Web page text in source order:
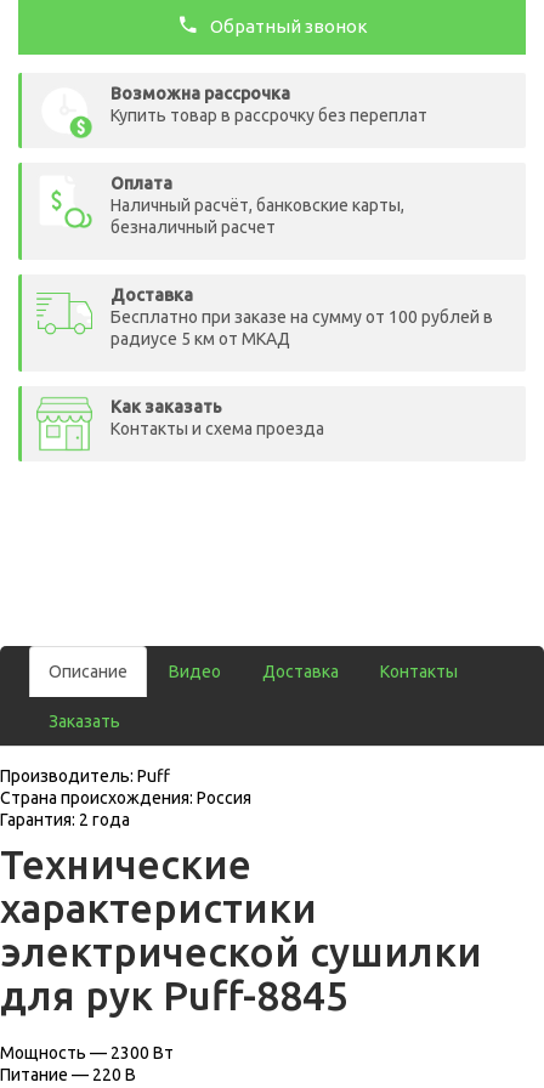
Обратный звонок
Возможна рассрочка
Купить товар в рассрочку без переплат
Оплата
Наличный расчёт, банковские карты,
безналичный расчет
Доставка
Бесплатно при заказе на сумму от 100 рублей в
радиусе 5 км от МКАД
Как заказать
Контакты и схема проезда
Описание Видео Доставка Контакты
Заказать
Производитель: Puff
Страна происхождения: Россия
Гарантия: 2 года
Технические
характеристики
электрической сушилки
для рук Puff-8845
Мощность — 2300 Вт
Питание — 220 В